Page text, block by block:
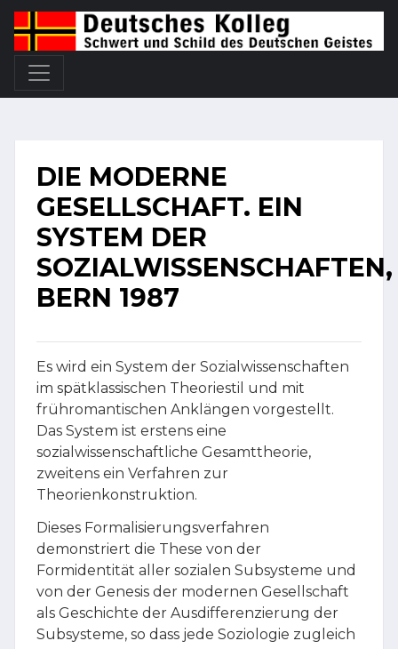
DIE MODERNE
GESELLSCHAFT. EIN
SYSTEM DER
SOZIALWISSENSCHAFTEN,
BERN 1987
Es wird ein System der Sozialwissenschaften
im spätklassischen Theoriestil und mit
frühromantischen Anklängen vorgestellt.
Das System ist erstens eine
sozialwissenschaftliche Gesamttheorie,
zweitens ein Verfahren zur
Theorienkonstruktion.
Dieses Formalisierungsverfahren
demonstriert die These von der
Formidentität aller sozialen Subsysteme und
von der Genesis der modernen Gesellschaft
als Geschichte der Ausdifferenzierung der
Subsysteme, so dass jede Soziologie zugleich